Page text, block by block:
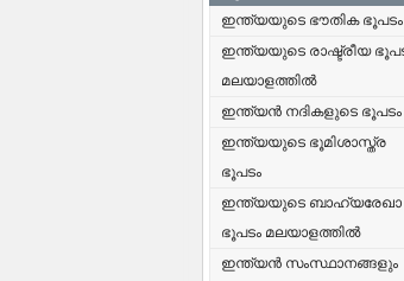
ഇന്ത്യയുടെ ഭൗതിക ഭൂപടം
ഇന്ത്യയുടെ രാഷ്ട്രീയ
മലയാളത്തിൽ
ഇന്ത്യൻ നദികളുടെ ഭൂപടം
ഇന്ത്യയുടെ ഭൂമിശാസ്ത്ര
ഭൂപടം
ഇന്ത്യയുടെ ബാഹ്യരേഖാ
ഭൂപടം മലയാളത്തിൽ
ഇന്ത്യൻ സംസ്ഥാനങ്ങളും